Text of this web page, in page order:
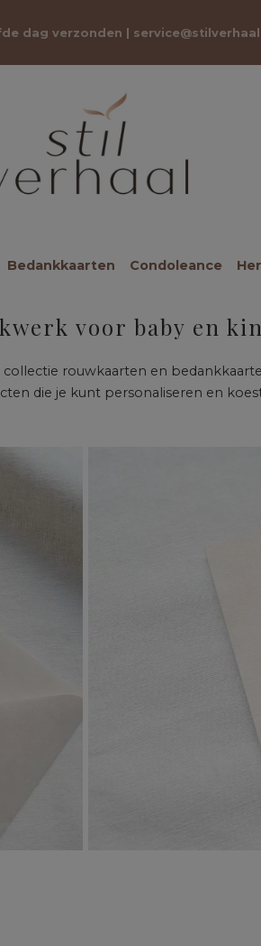
dag verzonden |
Bedankkaarten Condoleance
voor baby en
rouwkaarten en
die je kunt personaliseren en